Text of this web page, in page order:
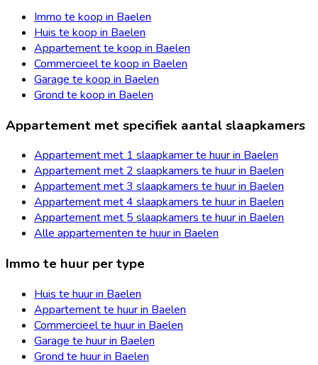
Immo te koop in Baelen
Huis te koop in Baelen
Appartement te koop in Baelen
Commercieel te koop in Baelen
Garage te koop in Baelen
Grond te koop in Baelen
Appartement met specifiek aantal slaapkamers
Appartement met 1 slaapkamer te huur in Baelen
Appartement met 2 slaapkamers te huur in Baelen
Appartement met 3 slaapkamers te huur in Baelen
Appartement met 4 slaapkamers te huur in Baelen
Appartement met 5 slaapkamers te huur in Baelen
Alle appartementen te huur in Baelen
Immo te huur per type
Huis te huur in Baelen
Appartement te huur in Baelen
Commercieel te huur in Baelen
Garage te huur in Baelen
Grond te huur in Baelen